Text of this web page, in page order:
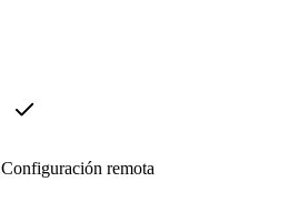
Configuración remota